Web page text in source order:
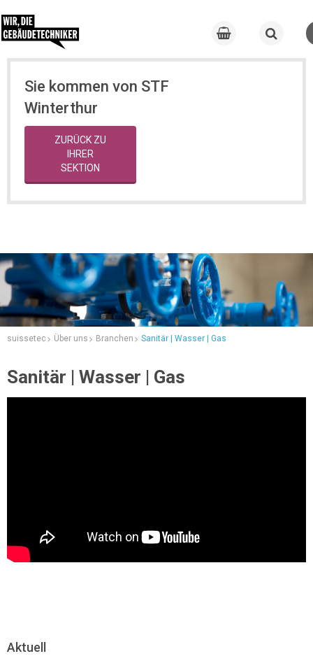
Sie kommen von STF
Winterthur
ZURÜCK ZU
IHRER
SEKTION
suissetec Über uns Branchen Sanitär | Wasser | Gas
Sanitär | Wasser | Gas
Aktuell